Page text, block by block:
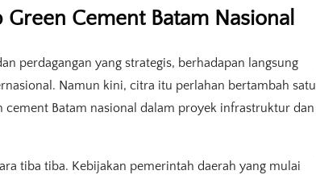
Cement Batam Nasional
perdagangan yang strategis, berhadapan langsung
Namun kini, citra itu perlahan bertambah satu
cement Batam nasional dalam proyek infrastruktur dan
tiba tiba. Kebijakan pemerintah daerah yang mulai